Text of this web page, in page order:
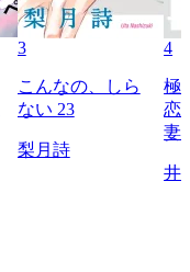
3
こんなの、しら
ない 23
梨月詩
4
極
恋
妻
井